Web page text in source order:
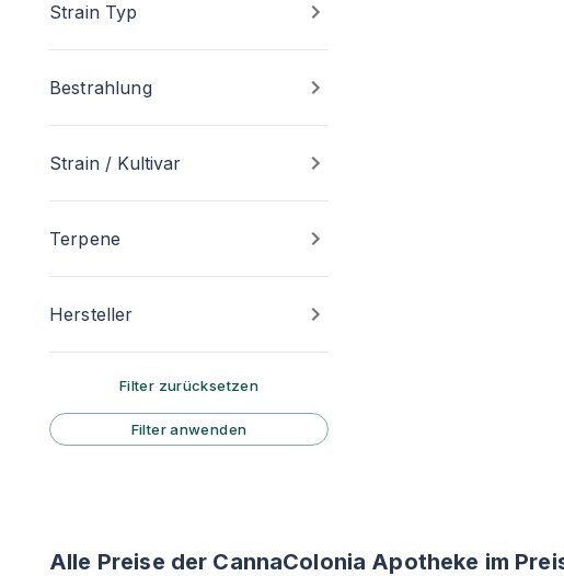
Strain Typ
Bestrahlung
Strain / Kultivar
Terpene
Hersteller
Filter zurücksetzen
Filter anwenden
Alle Preise der CannaColonia Apotheke im